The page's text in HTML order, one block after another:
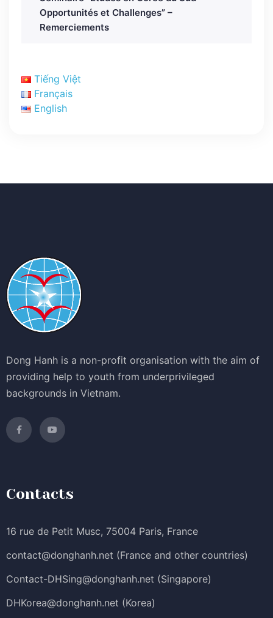
Opportunités et Challenges” –
Remerciements
Tiếng Việt
Français
English
Dong Hanh is a non-profit organisation with the aim of
providing help to youth from underprivileged
backgrounds in Vietnam.
Contacts
16 rue de Petit Musc, 75004 Paris, France
contact@donghanh.net (France and other countries)
Contact-DHSing@donghanh.net (Singapore)
DHKorea@donghanh.net (Korea)